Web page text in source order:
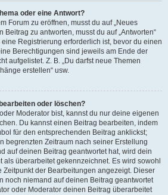
oder eine Antwort?
Forum zu eröffnen, musst du auf „Neues
Beitrag zu antworten, musst du auf „Antworten“
Registrierung erforderlich ist, bevor du einen
Berechtigungen sind jeweils am Ende der
aufgelistet. Z. B. „Du darfst neue Themen
erstellen“ usw.
oder löschen?
Moderator bist, kannst du nur deine eigenen
Du kannst einen Beitrag bearbeiten, indem
für den entsprechenden Beitrag anklickst;
begrenzten Zeitraum nach seiner Erstellung
auf deinen Beitrag geantwortet hat, wird dein
als überarbeitet gekennzeichnet. Es wird sowohl
Zeitpunkt der Bearbeitungen angezeigt. Dieser
noch niemand auf deinen Beitrag geantwortet
oder Moderator deinen Beitrag überarbeitet